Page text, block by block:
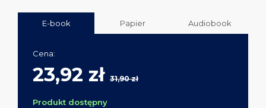
E-book Papier Audiobook
Cena:
23,92 zł 31,90 zł
Produkt dostępny